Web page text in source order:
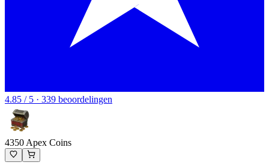
4.85 / 5 · 339 beoordelingen
4350 Apex Coins